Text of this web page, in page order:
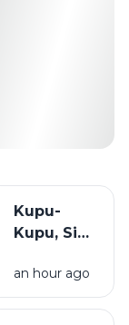
Kupu-
Kupu, Si
Bersayap
yang
an hour ago